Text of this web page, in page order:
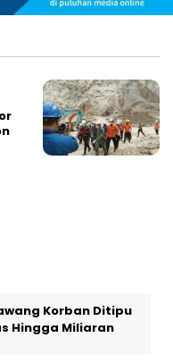
Korban Ditipu
Hingga Miliaran